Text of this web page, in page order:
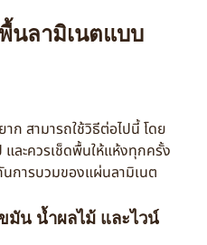
นลามิเนตแบบ
ก สามารถใช้วิธีต่อไปนี้ โดย
และควรเช็ดพื้นให้แห้งทุกครั้ง
การบวมของแผ่นลามิเนต
มัน น้ำผลไม้ และไวน์